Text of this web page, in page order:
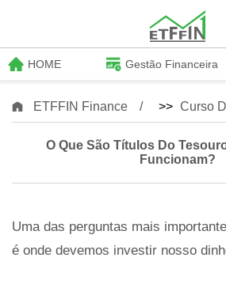
HOME Gestão Financeira
ETFFIN Finance >> Curso
O Que São Títulos Do
Funcionam?
Uma das perguntas mais
é onde devemos investir nosso